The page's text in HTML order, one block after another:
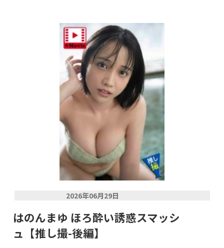
2026年06月29日
はのんまゆ ほろ酔い誘惑スマッシ
ュ【推し撮-後編】